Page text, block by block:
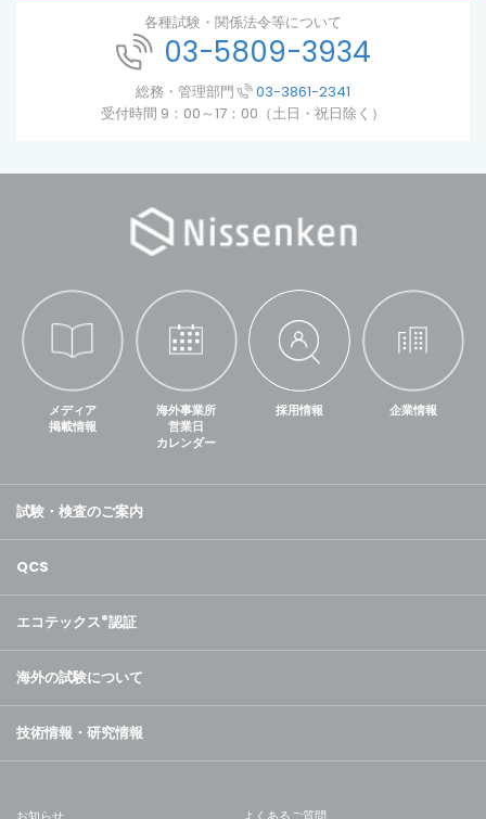
各種試験・関係法令等について
03-5809-3934
総務・管理部門
03-3861-2341
受付時間 9：00～17：00（土日・祝日除く）
メディア
掲載情報
海外事業所
営業日
カレンダー
採用情報 企業情報
試験・検査のご案内
QCS
エコテックス®認証
海外の試験について
技術情報・研究情報